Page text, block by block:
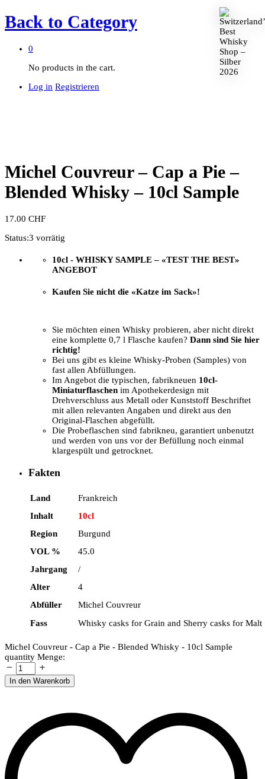
Back to Category
0
No products in the cart.
Log in Registrieren
Michel Couvreur – Cap a Pie –
Blended Whisky – 10cl Sample
17.00 CHF
Status:3 vorrätig
10cl - WHISKY SAMPLE – «TEST THE BEST»
ANGEBOT
Kaufen Sie nicht die «Katze im Sack»!
Sie möchten einen Whisky probieren, aber nicht direkt
eine komplette 0,7 l Flasche kaufen? Dann sind Sie hier
richtig!
Bei uns gibt es kleine Whisky-Proben (Samples) von
fast allen Abfüllungen.
Im Angebot die typischen, fabrikneuen 10cl-
Miniaturflaschen im Apothekerdesign mit
Drehverschluss aus Metall oder Kunststoff Beschriftet
mit allen relevanten Angaben und direkt aus den
Original-Flaschen abgefüllt.
Die Probeflaschen sind fabrikneu, garantiert unbenutzt
und werden von uns vor der Befüllung noch einmal
klargespült und getrocknet.
Fakten
Land
Frankreich
Inhalt
10cl
Region
Burgund
VOL %
45.0
Jahrgang
/
Alter
4
Abfüller
Michel Couvreur
Fass
Whisky casks for Grain and Sherry casks for Malt
Michel Couvreur - Cap a Pie - Blended Whisky - 10cl Sample
quantity Menge:
In den Warenkorb